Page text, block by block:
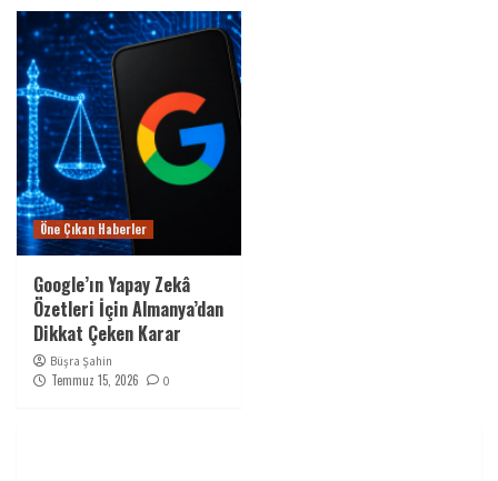
Öne Çıkan Haberler
Google’ın Yapay Zekâ
Özetleri İçin Almanya’dan
Dikkat Çeken Karar
Büşra Şahin
Temmuz 15, 2026 0